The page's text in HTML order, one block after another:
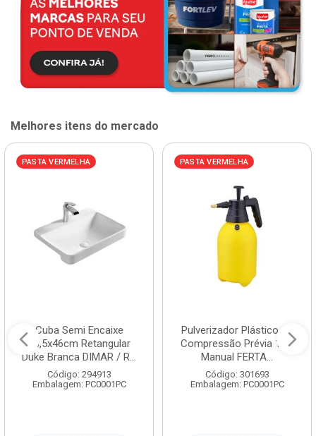
Melhores itens do mercado
PASTA VERMELHA
Cuba Semi Encaixe
58,5x46cm Retangular
Duke Branca DIMAR / R...
Código: 294913
Embalagem: PC0001PC
PASTA VERMELHA
Pulverizador Plástico de
Compressão Prévia 1,5L
Manual FERTA...
Código: 301693
Embalagem: PC0001PC